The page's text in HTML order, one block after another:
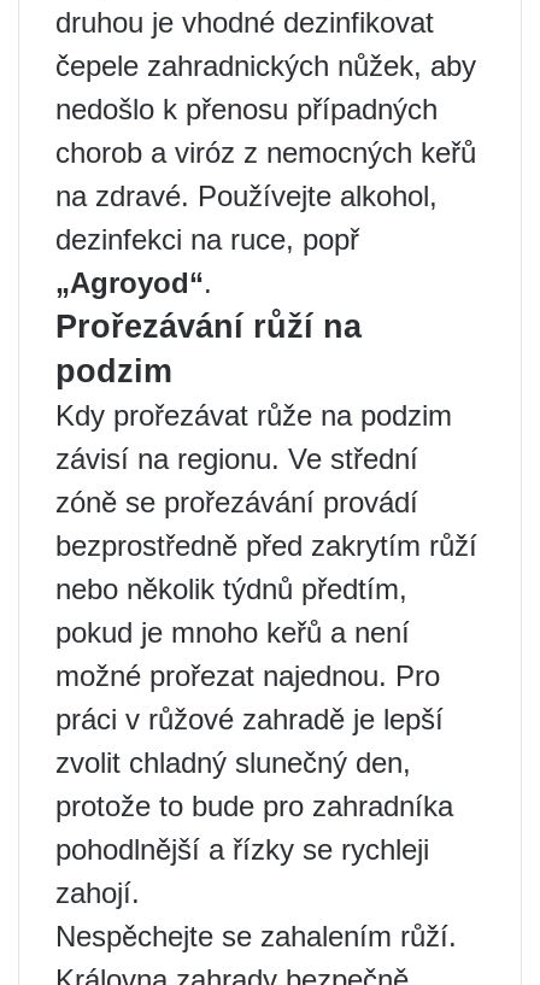
druhou je vhodné dezinfikovat
čepele zahradnických nůžek, aby
nedošlo k přenosu případných
chorob a viróz z nemocných keřů
na zdravé. Používejte alkohol,
dezinfekci na ruce, popř
„Agroyod“.
Prořezávání růží na
podzim
Kdy prořezávat růže na podzim
závisí na regionu. Ve střední
zóně se prořezávání provádí
bezprostředně před zakrytím růží
nebo několik týdnů předtím,
pokud je mnoho keřů a není
možné prořezat najednou. Pro
práci v růžové zahradě je lepší
zvolit chladný slunečný den,
protože to bude pro zahradníka
pohodlnější a řízky se rychleji
zahojí.
Nespěchejte se zahalením růží.